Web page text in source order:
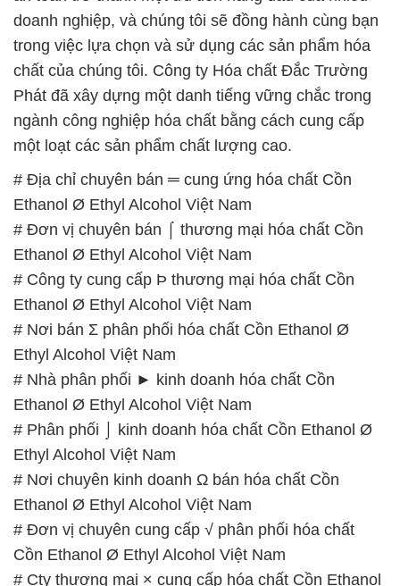
ngành công nghiệp hóa chất bằng cách cung cấp
một loạt các sản phẩm chất lượng cao.
# Địa chỉ chuyên bán ═ cung ứng hóa chất Cồn
Ethanol Ø Ethyl Alcohol Việt Nam
# Đơn vị chuyên bán ⌠ thương mại hóa chất Cồn
Ethanol Ø Ethyl Alcohol Việt Nam
# Công ty cung cấp Þ thương mại hóa chất Cồn
Ethanol Ø Ethyl Alcohol Việt Nam
# Nơi bán Σ phân phối hóa chất Cồn Ethanol Ø
Ethyl Alcohol Việt Nam
# Nhà phân phối ► kinh doanh hóa chất Cồn
Ethanol Ø Ethyl Alcohol Việt Nam
# Phân phối ⌡ kinh doanh hóa chất Cồn Ethanol Ø
Ethyl Alcohol Việt Nam
# Nơi chuyên kinh doanh Ω bán hóa chất Cồn
Ethanol Ø Ethyl Alcohol Việt Nam
# Đơn vị chuyên cung cấp √ phân phối hóa chất
Cồn Ethanol Ø Ethyl Alcohol Việt Nam
# Cty thương mại × cung cấp hóa chất Cồn Ethanol
Ø Ethyl Alcohol Việt Nam
# Địa chỉ thương mại = bán hóa chất Cồn Ethanol Ø
Ethyl Alcohol Việt Nam
# Nơi chuyên cung cấp ƒ cung ứng hóa chất Cồn